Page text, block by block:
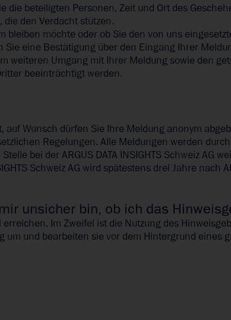
die beteiligten Personen, Zeit und Ort des
die den Verdacht stützen.
bleiben möchte oder ob Sie den von uns
eine Bestätigung über den Eingang Ihrer
weiteren Umgang mit Ihrer Meldung sowie den
beeinträchtigt werden.
Wunsch dürfen Sie Ihre Meldung anonym
Regelungen. Alle Meldungen werden
bei der ARGUS DATA INSIGHTS Schweiz AG
Schweiz AG wird spätestens drei Jahre nach
unsicher bin, ob ich das
Im Zweifel ist die Nutzung des
und bearbeiten sie vor dem Hintergrund eines